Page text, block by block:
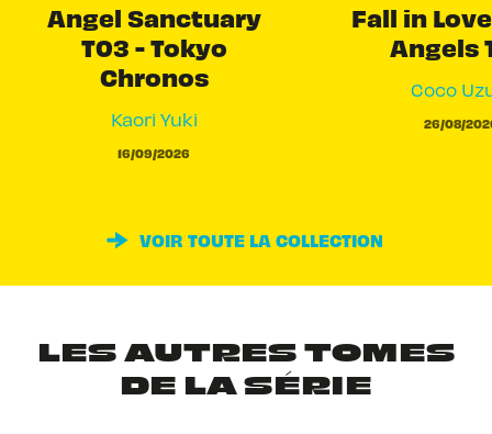
Angel Sanctuary
T03 - Tokyo
Chronos
Kaori Yuki
16/09/2026
Fall in
Angels
Coco
26/08/
VOIR TOUTE LA COLLECTION
LES AUTRES TOMES
DE LA SÉRIE